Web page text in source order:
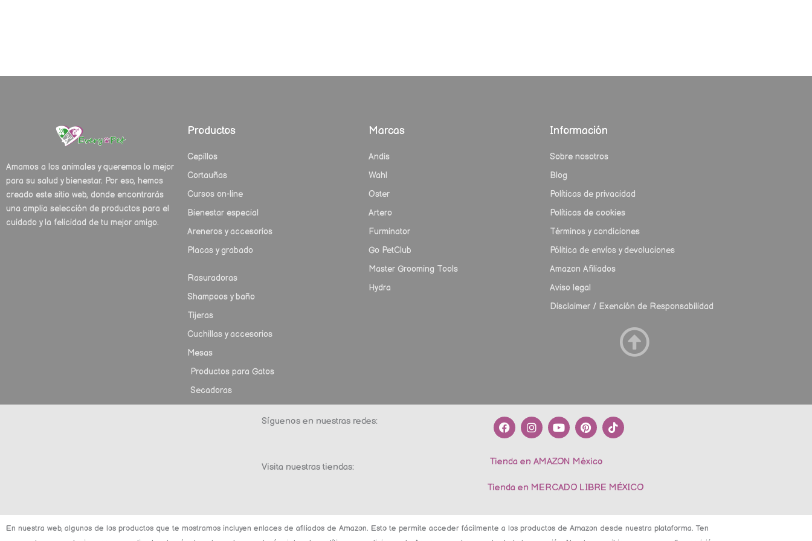
Amamos a los animales y queremos lo mejor
para su salud y bienestar. Por eso, hemos
creado este sitio web, donde encontrarás
una amplia selección de productos para el
cuidado y la felicidad de tu mejor amigo.
Productos
Cepillos
Cortauñas
Cursos on-line
Bienestar especial
Areneros y accesorios
Placas y grabado
Rasuradoras
Shampoos y baño
Tijeras
Cuchillas y accesorios
Mesas
Productos para Gatos
Secadoras
Marcas
Andis
Wahl
Oster
Artero
Furminator
Go PetClub
Master Grooming Tools
Hydra
Información
Sobre nosotros
Blog
Políticas de privacidad
Políticas de cookies
Términos y condiciones
Pólitica de envíos y devoluciones
Amazon Afiliados
Aviso legal
Disclaimer / Exención de Responsabilidad
Síguenos en nuestras redes:
F
a
b
o
I
n
a
r
Y
o
u
e
P
i
e
e
T
i
Visita nuestras tiendas: Tienda en AMAZON México
Tienda en MERCADO LIBRE MÉXICO
En nuestra web, algunos de los productos que te mostramos incluyen enlaces de afiliados de Amazon. Esto te permite acceder fácilmente a los productos de Amazon desde nuestra plataforma. Ten